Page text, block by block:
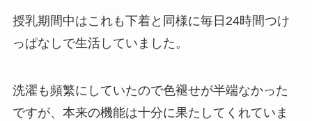
授乳期間中はこれも下着と同様に毎日24時間つけ
っぱなしで生活していました。
洗濯も頻繁にしていたので色褪せが半端なかった
ですが、本来の機能は十分に果たしてくれていま